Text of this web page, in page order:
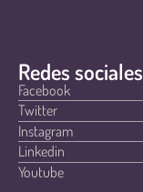
Redes sociales
Facebook
Twitter
Instagram
Linkedin
Youtube